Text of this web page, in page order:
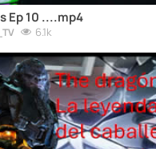
Ep 10 ....mp4
6.1k